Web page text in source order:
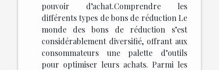
pouvoir d’achat.Comprendre les
différents types de bons de réduction Le
monde des bons de réduction s’est
considérablement diversifié, offrant aux
consommateurs une palette d’outils
pour optimiser leurs achats. Parmi les